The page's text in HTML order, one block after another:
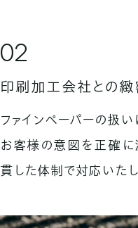
02
印刷加工会社との
ファインペーパーの扱
お客様の意図を正確に
貫した体制で対応いたし